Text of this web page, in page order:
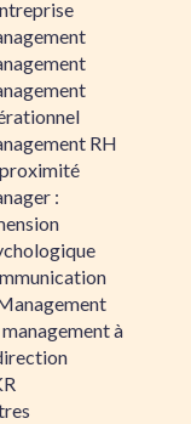
RH
:
à